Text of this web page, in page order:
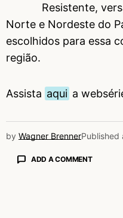
Resistente,
Norte e Nordeste do
escolhidos para essa
região.
Assista aqui a
by Wagner BrennerPublished
ADD A COMMENT